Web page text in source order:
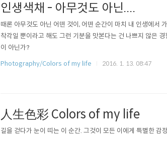
인생색채 - 아무것도 아닌....
때론 아무것도 아닌 어떤 것이, 어떤 순간이 마치 내 인생에서
착각일 뿐이라고 해도 그런 기분을 맛본다는 건 나쁘지 않은
이 아닌가?
Photography/Colors of my life
2016. 1. 13. 08:47
人生色彩 Colors of my life
길을 걷다가 눈이 띠는 이 순간. 그것이 모든 이에게 특별한 감